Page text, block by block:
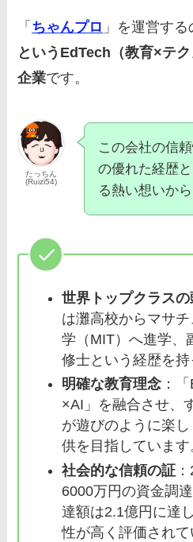
「 ちゃんプロ 」を運営す
というEdTech（教育×テ
企業です。
たっちん
(Ruizi54)
この会社の信
の優れた経歴
る熱い想いか
世界トップクラス
は灘高校からマサ
学（MIT）へ進学、
修士という経歴を持
明確な教育理念 ：
×AI」を融合させ、
が遊びのように楽
供を目指しています
社会的な信頼の証
6000万円の資金調
達額は2.1億円に達
性が高く評価されて